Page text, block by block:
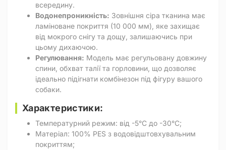
всередину.
Водонепроникність: Зовнішня сіра тканина має
ламіноване покриття (10 000 мм), яке захищає
від мокрого снігу та дощу, залишаючись при
цьому дихаючою.
Регулювання: Модель має регульовану довжину
спини, обхват талії та горловини, що дозволяє
ідеально підігнати комбінезон під фігуру вашого
собаки.
Характеристики:
Температурний режим: від -5°C до -30°C;
Матеріал: 100% PES з водовідштовхувальним
покриттям;